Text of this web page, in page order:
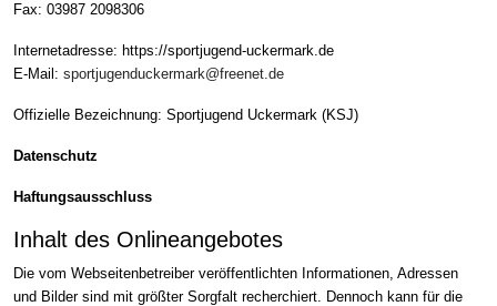
Fax: 03987 2098306
Internetadresse: https://sportjugend-uckermark.de
E-Mail: sportjugenduckermark@freenet.de
Offizielle Bezeichnung: Sportjugend Uckermark (KSJ)
Datenschutz
Haftungsausschluss
Inhalt des Onlineangebotes
Die vom Webseitenbetreiber veröffentlichten Informationen, Adressen
und Bilder sind mit größter Sorgfalt recherchiert. Dennoch kann für die